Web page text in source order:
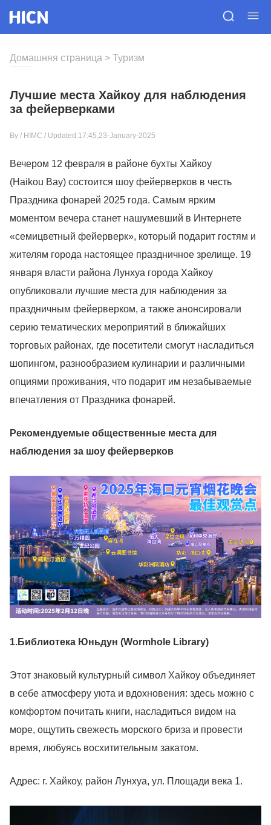
Домашняя страница > Туризм
Лучшие места Хайкоу для наблюдения
за фейерверками
By / HIMC / Updated:17:45,23-January-2025
Вечером 12 февраля в районе бухты Хайкоу
(Haikou Bay) состоится шоу фейерверков в честь
Праздника фонарей 2025 года. Самым ярким
моментом вечера станет нашумевший в Интернете
«семицветный фейерверк», который подарит гостям и
жителям города настоящее праздничное зрелище. 19
января власти района Лунхуа города Хайкоу
опубликовали лучшие места для наблюдения за
праздничным фейерверком, а также анонсировали
серию тематических мероприятий в ближайших
торговых районах, где посетители смогут насладиться
шопингом, разнообразием кулинарии и различными
опциями проживания, что подарит им незабываемые
впечатления от Праздника фонарей.
Рекомендуемые общественные места для
наблюдения за шоу фейерверков
1.Библиотека Юньдун (Wormhole Library)
Этот знаковый культурный символ Хайкоу объединяет
в себе атмосферу уюта и вдохновения: здесь можно с
комфортом почитать книги, насладиться видом на
море, ощутить свежесть морского бриза и провести
время, любуясь восхитительным закатом.
Адрес: г. Хайкоу, район Лунхуа, ул. Площади века 1.